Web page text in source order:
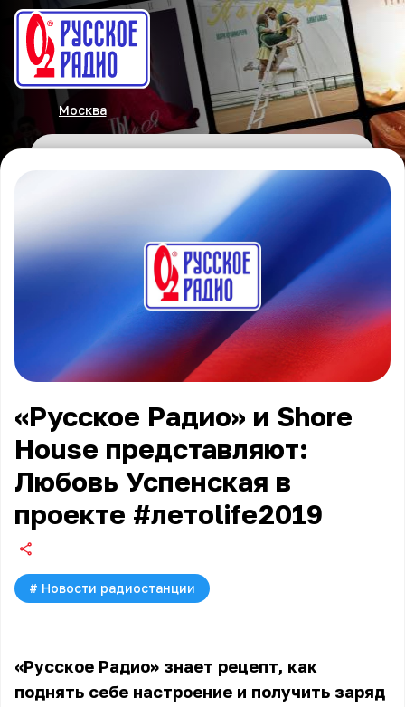
Москва
«Русское Радио» и Shore
House представляют:
Любовь Успенская в
проекте #летоlife2019
# Новости радиостанции
«Русское Радио» знает рецепт, как
поднять себе настроение и получить заряд